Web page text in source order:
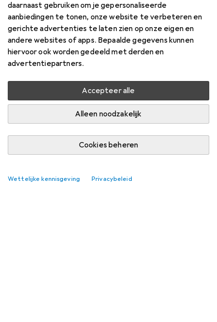
daarnaast gebruiken om je gepersonaliseerde
aanbiedingen te tonen, onze website te verbeteren en
gerichte advertenties te laten zien op onze eigen en
andere websites of apps. Bepaalde gegevens kunnen
hiervoor ook worden gedeeld met derden en
advertentiepartners.
Accepteer alle
Alleen noodzakelijk
Cookies beheren
Wettelijke kennisgeving Privacybeleid
Best beoordeelde producten in de